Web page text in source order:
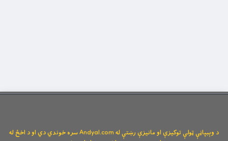
د وېبپاڼې ټولې توکیزې او مانیزې رښتې له Andyal.com سره خوندي دي او د اخځ له